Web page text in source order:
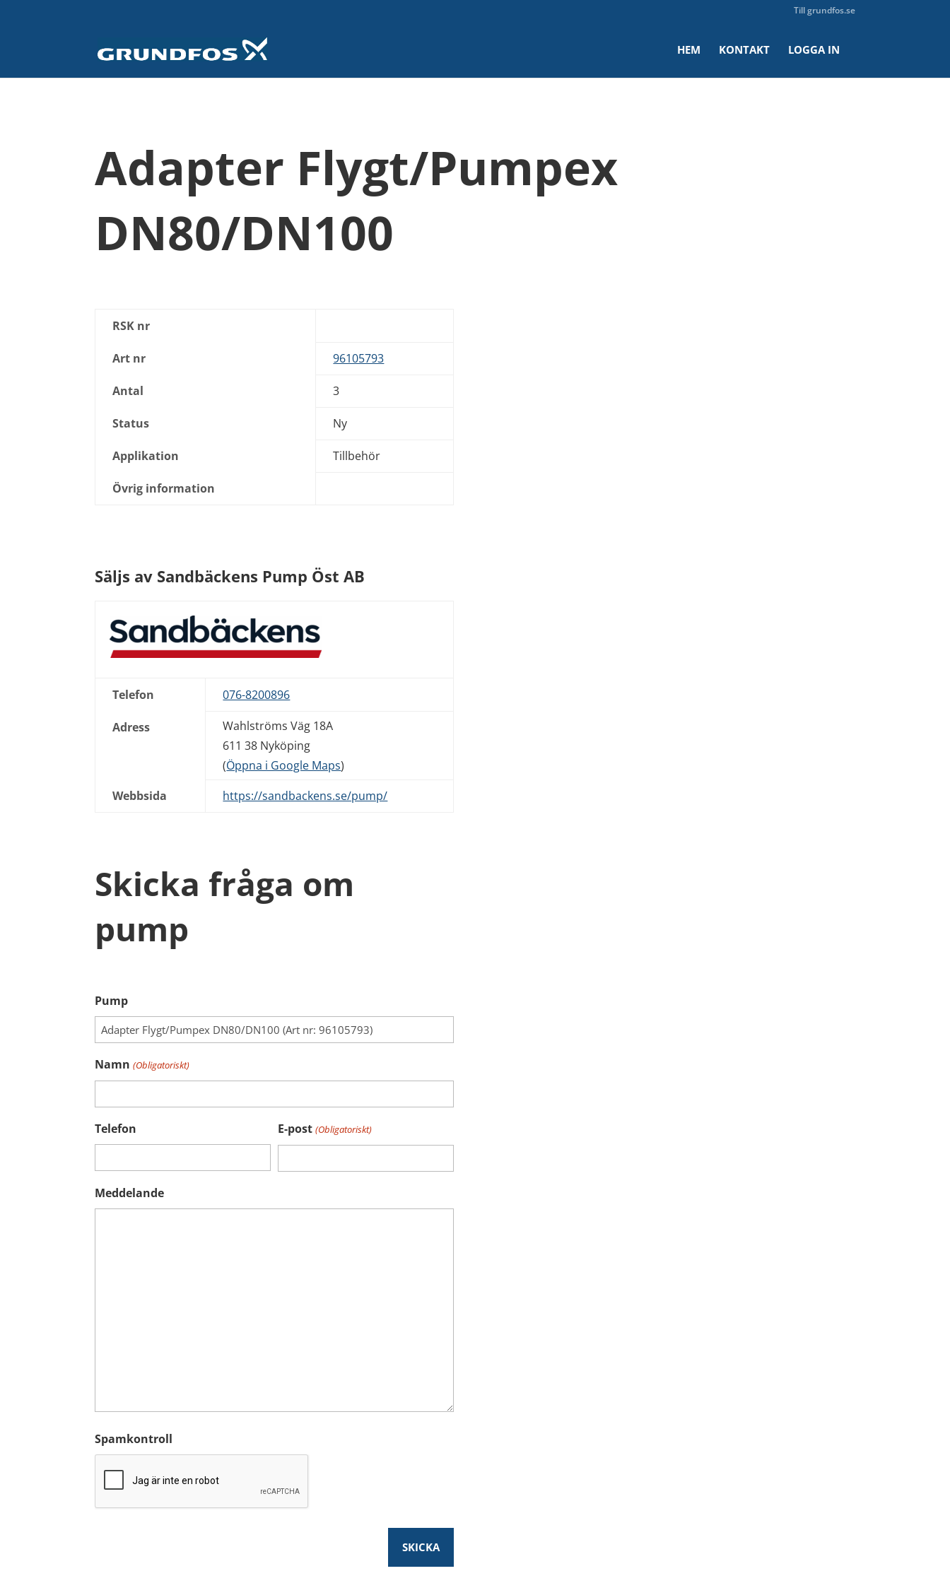
Till grundfos.se
HEM KONTAKT LOGGA IN
Adapter Flygt/Pumpex
DN80/DN100
RSK nr
Art nr 96105793
Antal 3
Status Ny
Applikation Tillbehör
Övrig information
Säljs av Sandbäckens Pump Öst AB
Telefon 076-8200896
Adress
Wahlströms Väg 18A
611 38 Nyköping
(Öppna i Google Maps)
Webbsida
https://sandbackens.se/pump/
Skicka fråga om
pump
Pump
Namn (Obligatoriskt)
Telefon E-post (Obligatoriskt)
Meddelande
Spamkontroll